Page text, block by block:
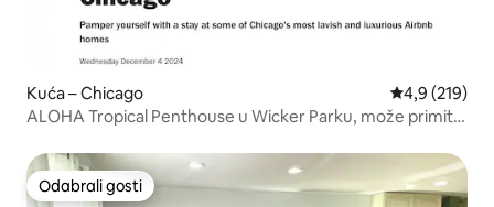
Kuća – Chicago Prosječna
4,9 (219)
ALOHA Tropical Penthouse u Wicker Parku, može primiti
Odabrali gosti
Odabrali gosti